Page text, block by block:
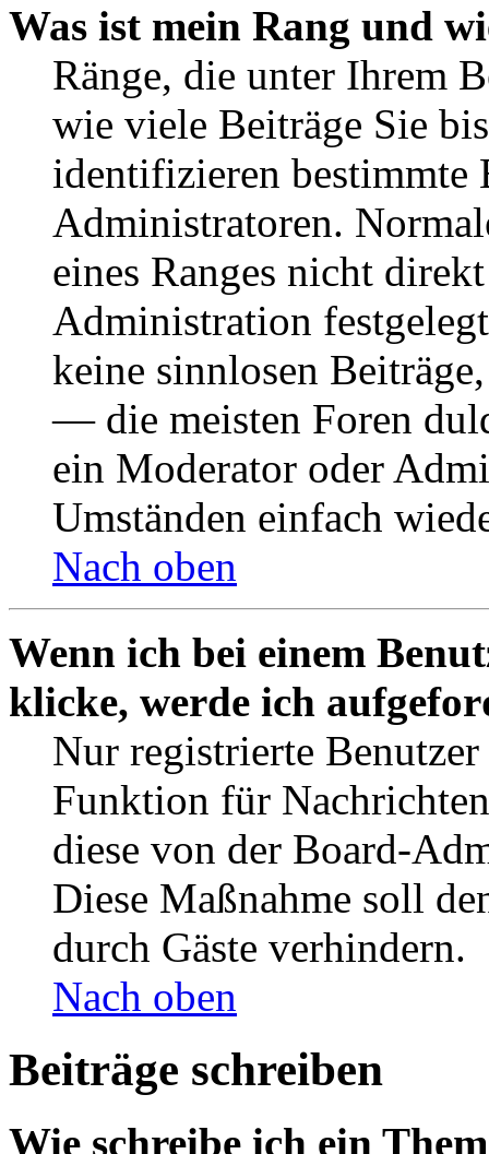
Was ist mein Rang und
Ränge, die unter Ihrem
wie viele Beiträge Sie
identifizieren bestimmte
Administratoren.
eines Ranges nicht
Administration
keine sinnlosen
— die meisten Foren
ein Moderator oder
Umständen einfach
Nach oben
Wenn ich bei einem
klicke, werde ich
Nur registrierte
Funktion für
diese von der Board-
Diese Maßnahme soll
durch Gäste verhindern.
Nach oben
Beiträge schreiben
Wie schreibe ich ein